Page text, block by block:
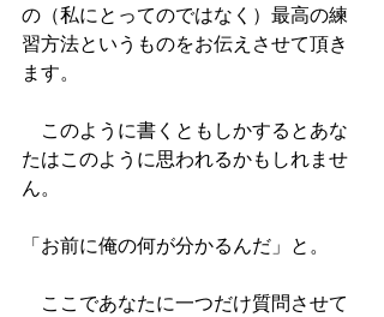
の（私にとってのではなく）最高の練
習方法というものをお伝えさせて頂き
ます。
このように書くともしかするとあな
たはこのように思われるかもしれませ
ん。
「お前に俺の何が分かるんだ」と。
ここであなたに一つだけ質問させて